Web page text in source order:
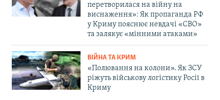
перетворилася на війну на
виснаження»: Як пропаганда РФ
у Криму пояснює невдачі «СВО»
та залякує «мінними атаками»
ВІЙНА ТА КРИМ
«Полювання на колони». Як ЗСУ
ріжуть військову логістику Росії в
Криму